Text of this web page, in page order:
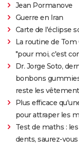
Jean Pormanove
Guerre en Iran
Carte de l'éclipse
La routine de Tom
"pour moi, c'est
Dr. Jorge Soto,
bonbons
reste les
Plus efficace
pour attraper les
Test de maths :
dents, saurez-